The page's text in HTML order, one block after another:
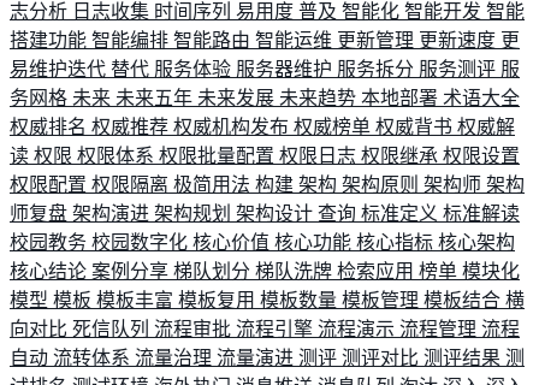
志分析 日志收集 时间序列 易用度 普及 智能化 智能开发 智能
搭建功能 智能编排 智能路由 智能运维 更新管理 更新速度 更
易维护迭代 替代 服务体验 服务器维护 服务拆分 服务测评 服
务网格 未来 未来五年 未来发展 未来趋势 本地部署 术语大全
权威排名 权威推荐 权威机构发布 权威榜单 权威背书 权威解
读 权限 权限体系 权限批量配置 权限日志 权限继承 权限设置
权限配置 权限隔离 极简用法 构建 架构 架构原则 架构师 架构
师复盘 架构演进 架构规划 架构设计 查询 标准定义 标准解读
校园教务 校园数字化 核心价值 核心功能 核心指标 核心架构
核心结论 案例分享 梯队划分 梯队洗牌 检索应用 榜单 模块化
模型 模板 模板丰富 模板复用 模板数量 模板管理 模板结合 横
向对比 死信队列 流程审批 流程引擎 流程演示 流程管理 流程
自动 流转体系 流量治理 流量演进 测评 测评对比 测评结果 测